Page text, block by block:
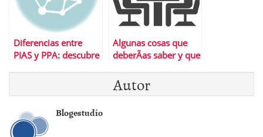
Diferencias entre
PIAS y PPA: descubre
Algunas cosas que
deberÃ­as saber y que
sobre la
comunicaciÃ³n no
Autor
Blogestudio